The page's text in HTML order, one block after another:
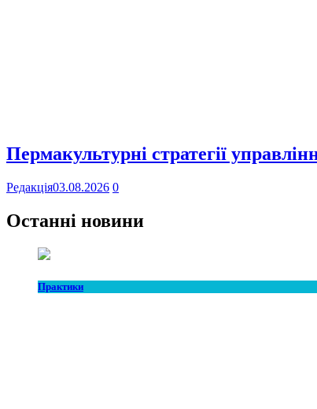
Пермакультурні стратегії
Редакція03.08.2026 0
Останні новини
Практики